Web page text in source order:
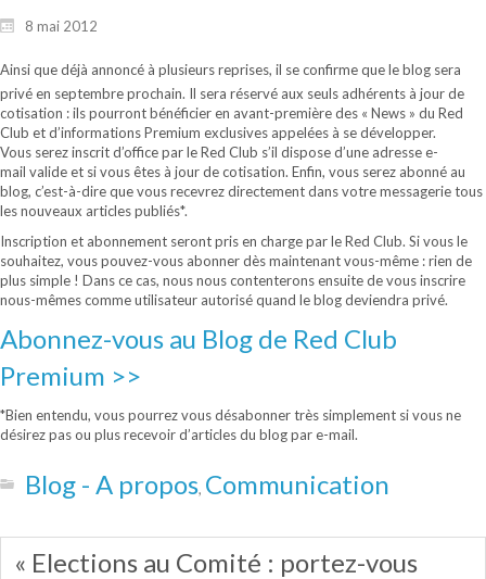
8 mai 2012
Ainsi que déjà annoncé à plusieurs reprises, il se confirme que le blog sera
privé en septembre prochain. Il sera réservé aux seuls adhérents à jour de
cotisation : ils pourront bénéficier en avant-première des « News » du Red
Club et d’informations Premium exclusives appelées à se développer.
Vous serez inscrit d’office par le Red Club s’il dispose d’une adresse e-
mail valide et si vous êtes à jour de cotisation. Enfin, vous serez abonné au
blog, c’est-à-dire que vous recevrez directement dans votre messagerie tous
les nouveaux articles publiés*.
Inscription et abonnement seront pris en charge par le Red Club. Si vous le
souhaitez, vous pouvez-vous abonner dès maintenant vous-même : rien de
plus simple ! Dans ce cas, nous nous contenterons ensuite de vous inscrire
nous-mêmes comme utilisateur autorisé quand le blog deviendra privé.
Abonnez-vous au Blog de Red Club
Premium >>
*Bien entendu, vous pourrez vous désabonner très simplement si vous ne
désirez pas ou plus recevoir d’articles du blog par e-mail.
Blog - A propos, Communication
« Elections au Comité : portez-vous